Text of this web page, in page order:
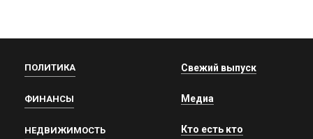
ПОЛИТИКА
ФИНАНСЫ
НЕДВИЖИМОСТЬ
Свежий выпуск
Медиа
Кто есть кто